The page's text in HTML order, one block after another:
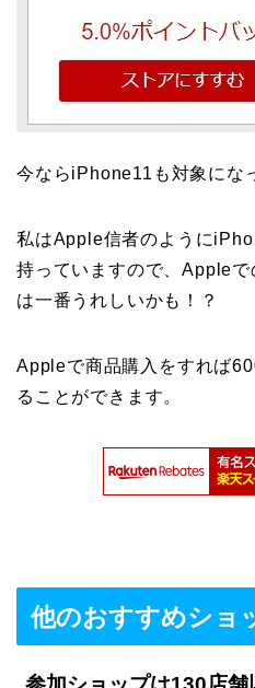
今ならiPhone11も対象にな
私はApple信者のように
持っていますので、Apple
は一番うれしいかも！？
Appleで商品購入をすれば
ることができます。
他のおすすめショ